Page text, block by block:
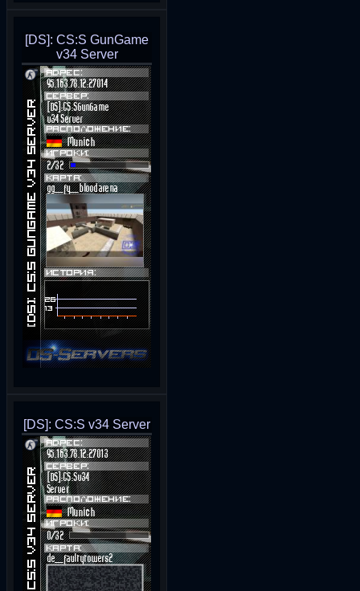
[DS]: CS:S GunGame
v34 Server
[DS]: CS:S v34 Server